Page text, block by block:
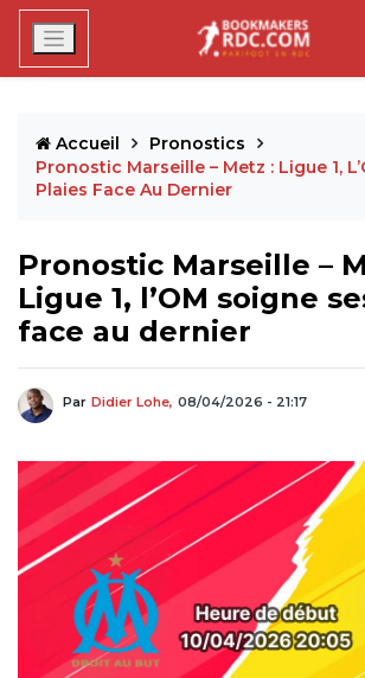
Accueil
Pronostics
Pronostic Marseille – Metz : Ligue 1,
Plaies Face Au Dernier
Pronostic Marseille –
Ligue 1, l’OM soigne
face au dernier
Par Didier Lohe, 08/04/2026 - 21:17